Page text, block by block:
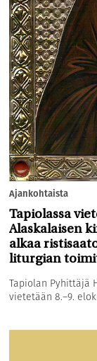
Ajankohtaista
Tapiolassa
Alaskalaisen
alkaa
liturgian
Tapiolan Pyhittäjä
vietetään 8.–9.